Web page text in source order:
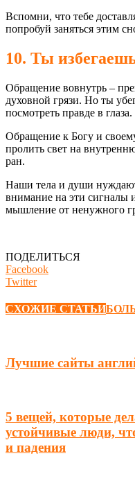
Вспомни, что тебе
попробуй заняться этим
10. Ты
Обращение вовнутрь –
духовной грязи. Но ты
посмотреть правде в глаза.
Обращение к Богу и
пролить свет на
ран.
Наши тела и души
внимание на эти сигналы
мышление от ненужного
ПОДЕЛИТЬСЯ
Facebook
Twitter
СХОЖИЕ СТАТЬИ
Лучшие сайты
5 вещей, которые
устойчивые люди,
и падения